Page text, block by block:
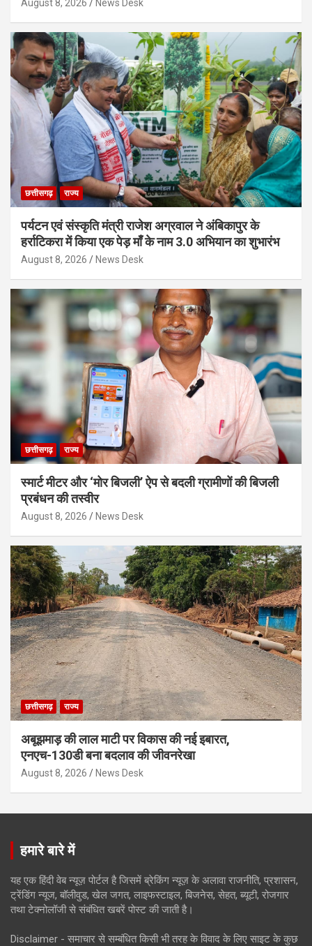
August 8, 2026 News Desk
छत्तीसगढ़ राज्य
पर्यटन एवं संस्कृति मंत्री राजेश अग्रवाल ने अंबिकापुर के
हर्राटिकरा में किया एक पेड़ माँ के नाम 3.0 अभियान का शुभारंभ
August 8, 2026 News Desk
छत्तीसगढ़ राज्य
स्मार्ट मीटर और ‘मोर बिजली’ ऐप से बदली ग्रामीणों की बिजली
प्रबंधन की तस्वीर
August 8, 2026 News Desk
छत्तीसगढ़ राज्य
अबूझमाड़ की लाल माटी पर विकास की नई इबारत,
एनएच-130डी बना बदलाव की जीवनरेखा
August 8, 2026 News Desk
हमारे बारे में
यह एक हिंदी वेब न्यूज़ पोर्टल है जिसमें ब्रेकिंग न्यूज़ के अलावा राजनीति, प्रशासन,
ट्रेंडिंग न्यूज, बॉलीवुड, खेल जगत, लाइफस्टाइल, बिजनेस, सेहत, ब्यूटी, रोजगार
तथा टेक्नोलॉजी से संबंधित खबरें पोस्ट की जाती है।
Disclaimer - समाचार से सम्बंधित किसी भी तरह के विवाद के लिए साइट के कुछ